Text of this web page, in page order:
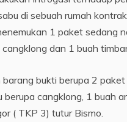
di sebuah rumah
1 paket sedang
dan 1 buah
bukti berupa 2
cangklong, 1 buah
( TKP 3) tutur Bismo.